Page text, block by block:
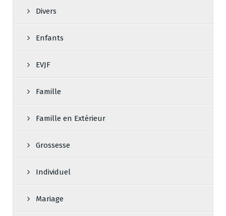
Divers
Enfants
EVJF
Famille
Famille en Extérieur
Grossesse
Individuel
Mariage